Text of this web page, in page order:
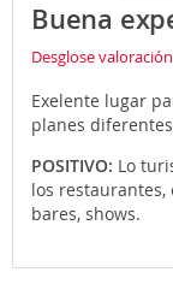
Buena
Desglose valoración
Exelente lugar
planes
POSITIVO: Lo
los
bares, shows.